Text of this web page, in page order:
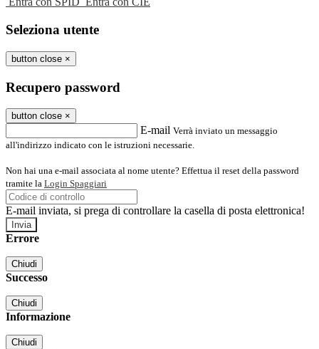
Seleziona utente
button close ×
Recupero password
button close ×
E-mail Verrà inviato un messaggio
all'indirizzo indicato con le istruzioni necessarie.
Non hai una e-mail associata al nome utente? Effettua il reset della password
tramite la Login Spaggiari
E-mail inviata, si prega di controllare la casella di posta elettronica!
Errore
Chiudi
Successo
Chiudi
Informazione
Chiudi